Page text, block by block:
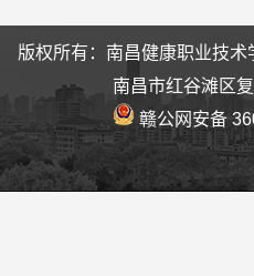
版权所有：南昌健康职业技术
南昌市红谷滩区
赣公网安备